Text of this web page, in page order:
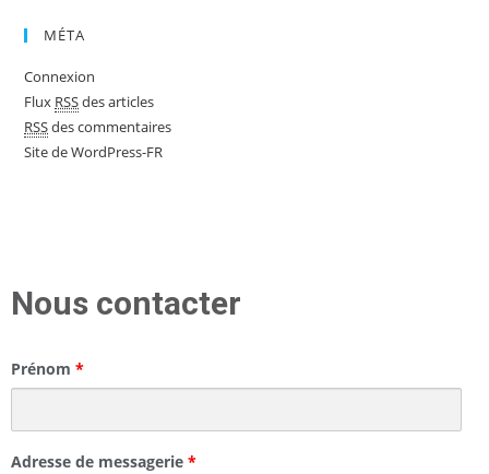
MÉTA
Connexion
Flux RSSdes articles
RSSdes commentaires
Site de WordPress-FR
Nous contacter
Prénom *
Adresse de messagerie *